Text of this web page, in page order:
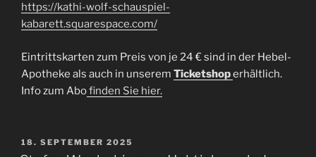
https://kathi-wolf-schauspiel-
kabarett.squarespace.com/
Eintrittskarten zum Preis von je 24 € sind in der Hebel-
Apotheke als auch in unserem Ticketshoperhältlich.
Info zum Abofinden Sie hier.
VERÖFFENTLICHT
AM
18. SEPTEMBER 2025